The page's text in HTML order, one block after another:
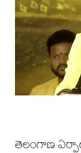
తెలంగాణ